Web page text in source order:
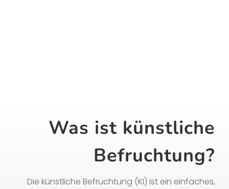
Was ist künstliche
Befruchtung?
Die künstliche Befruchtung (KI) ist ein einfaches,